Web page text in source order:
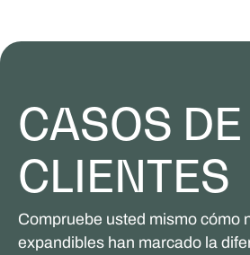
CASOS DE
CLIENTES
Compruebe usted mismo cómo
expandibles han marcado la